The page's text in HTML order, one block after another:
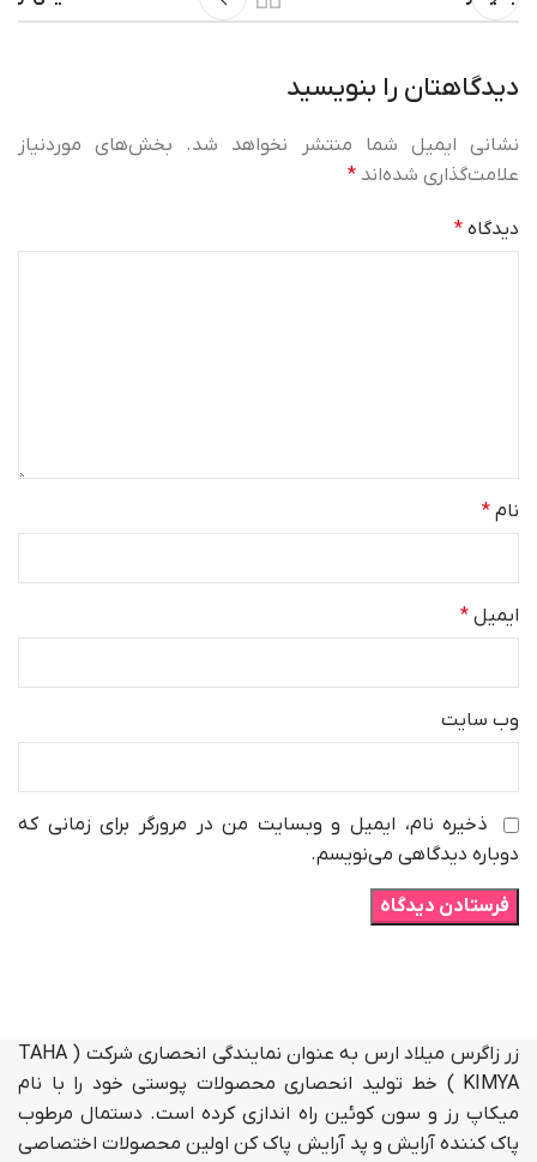
دیدگاهتان را بنویسید
نشانی ایمیل شما منتشر نخواهد شد.
بخش‌های موردنیاز
علامت‌گذاری شده‌اند *
دیدگاه *
نام *
ایمیل *
وب‌ سایت
ذخیره نام، ایمیل و وبسایت من در مرورگر برای زمانی که
دوباره دیدگاهی می‌نویسم.
زر زاگرس میلاد ارس به عنوان نمایندگی انحصاری شرکت ( TAHA
KIMYA ) خط تولید انحصاری محصولات پوستی خود را با نام
میکاپ رز و سون کوئین راه اندازی کرده است. دستمال مرطوب
پاک کننده آرایش و پد آرایش پاک کن اولین محصولات اختصاصی